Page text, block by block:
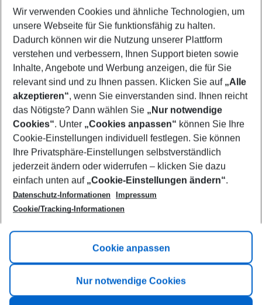
Select your date range
08/08/26–06/08/27 5-8 nights
Who will travel
2 adults No children
Show more filter
Footer
Footer navigation
Title A
Link A
Wir verwenden Cookies und ähnliche Technologien, um
unsere Webseite für Sie funktionsfähig zu halten.
Dadurch können wir die Nutzung unserer Plattform
verstehen und verbessern, Ihnen Support bieten sowie
Inhalte, Angebote und Werbung anzeigen, die für Sie
relevant sind und zu Ihnen passen. Klicken Sie auf „Alle
akzeptieren“, wenn Sie einverstanden sind. Ihnen reicht
das Nötigste? Dann wählen Sie „Nur notwendige
Cookies“. Unter „Cookies anpassen“ können Sie Ihre
Cookie-Einstellungen individuell festlegen. Sie können
Ihre Privatsphäre-Einstellungen selbstverständlich
jederzeit ändern oder widerrufen – klicken Sie dazu
einfach unten auf „Cookie-Einstellungen ändern“.
Datenschutz-Informationen
Impressum
Cookie/Tracking-Informationen
Cookie anpassen
Nur notwendige Cookies